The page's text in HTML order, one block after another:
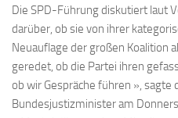
Die SPD-Führung diskutiert laut
darüber, ob sie von ihrer
Neuauflage der großen Koalition
geredet, ob die Partei ihren
ob wir Gespräche führen »,
Bundesjustizminister am